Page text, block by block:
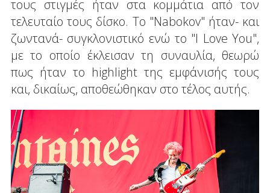
τους στιγμές ήταν στα κομμάτια από τον
τελευταίο τους δίσκο. Το "Nabokov" ήταν- και
ζωντανά- συγκλονιστικό ενώ το "I Love You",
με το οποίο έκλεισαν τη συναυλία, θεωρώ
πως ήταν το highlight της εμφάνισής τους
και, δικαίως, αποθεώθηκαν στο τέλος αυτής.